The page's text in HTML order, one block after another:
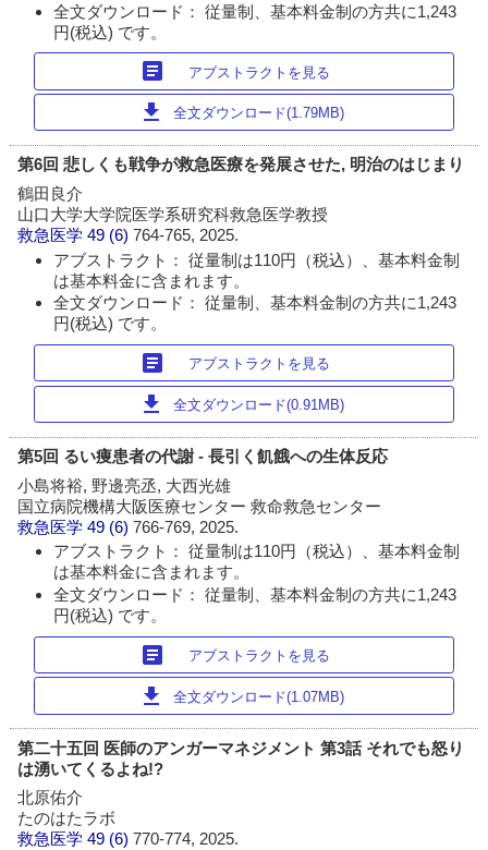
全文ダウンロード： 従量制、基本料金制の方共に1,243
円(税込) です。
article アブストラクトを見る
download 全文ダウンロード(1.79MB)
第6回 悲しくも戦争が救急医療を発展させた, 明治のはじまり
鶴田良介
山口大学大学院医学系研究科救急医学教授
救急医学 49 (6)764-765, 2025.
アブストラクト： 従量制は110円（税込）、基本料金制
は基本料金に含まれます。
全文ダウンロード： 従量制、基本料金制の方共に1,243
円(税込) です。
article アブストラクトを見る
download 全文ダウンロード(0.91MB)
第5回 るい痩患者の代謝 - 長引く飢餓への生体反応
小島将裕, 野邊亮丞, 大西光雄
国立病院機構大阪医療センター 救命救急センター
救急医学 49 (6)766-769, 2025.
アブストラクト： 従量制は110円（税込）、基本料金制
は基本料金に含まれます。
全文ダウンロード： 従量制、基本料金制の方共に1,243
円(税込) です。
article アブストラクトを見る
download 全文ダウンロード(1.07MB)
第二十五回 医師のアンガーマネジメント 第3話 それでも怒り
は湧いてくるよね!?
北原佑介
たのはたラボ
救急医学 49 (6)770-774, 2025.